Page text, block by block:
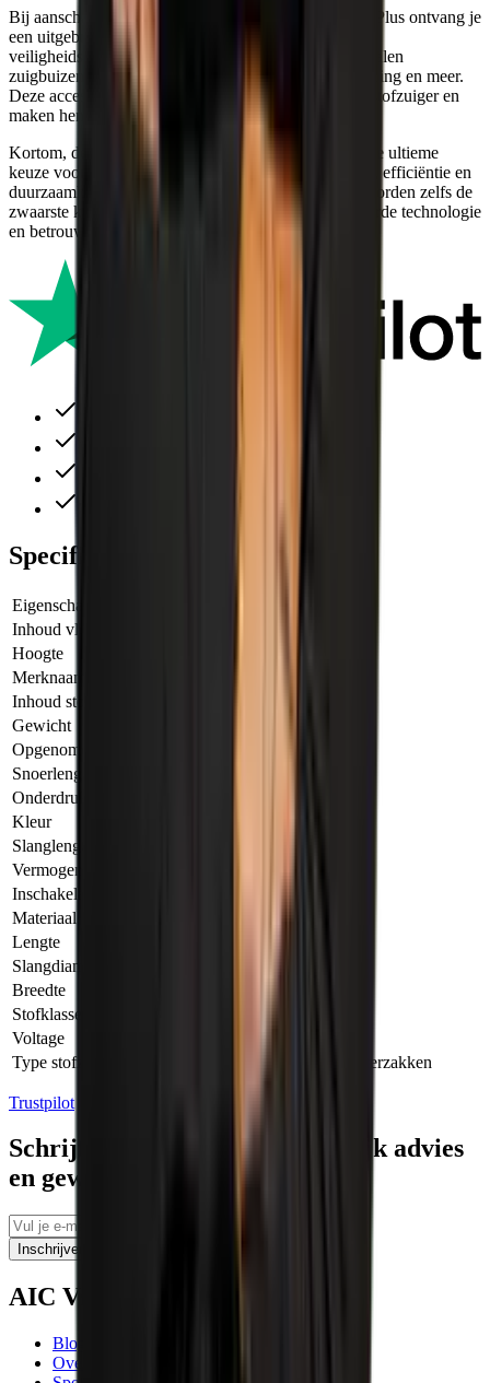
Bij aanschaf van de Starmix iPulse L-1635 Premium Plus ontvang je
een uitgebreide accessoireset, waaronder een 5-meter
veiligheidsslang, rubberen verloopstukken, roestvrijstalen
zuigbuizen, een voegenmondstuk, een Festool-koppeling en meer.
Deze accessoires verhogen de veelzijdigheid van de stofzuiger en
maken hem klaar voor uiteenlopende toepassingen.
Kortom, de Starmix iPulse L-1635 Premium Plus is de ultieme
keuze voor professionals die op zoek zijn naar kracht, efficiëntie en
duurzaamheid in één apparaat. Met deze stofzuiger worden zelfs de
zwaarste klussen beheersbaar, dankzij zijn geavanceerde technologie
en betrouwbare prestaties.
Specificaties
Eigenschap
Inhoud vloeistofopvang
Hoogte
Merknaam
Inhoud stofopvang
Gewicht
Opgenomen vermogen
Snoerlengte
Onderdruk
Kleur
Slanglengte
Vermogen zuigmotor
Inschakelautomaat
Materiaal
Lengte
Slangdiameter
Breedte
Stofklasse
Voltage
Type stofzak
PE opvangzakken, Vliesfilterzakken
Trustpilot
Schrijf je in voor tips, persoonlijk advies
en geweldige aanbiedingen
Inschrijven
AIC Visser
Blogs
Over ons